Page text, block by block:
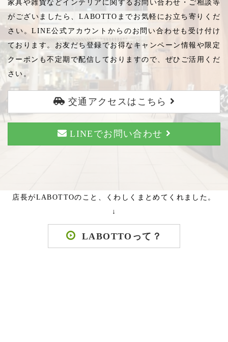
家具や雑貨などインテリアに関するお問い合わせ・ご相談等
がございましたら、LABOTTOまでお気軽にお立ち寄りくだ
さい。LINE公式アカウントからのお問い合わせも受け付け
ております。お友だち登録でお得なキャンペーン情報や限定
クーポンも不定期で配信しておりますので、ぜひご活用くだ
さい。
交通アクセスはこちら
LINEでお問い合わせ
店長がLABOTTOのこと、くわしくまとめてくれました。
↓
LABOTTOって？